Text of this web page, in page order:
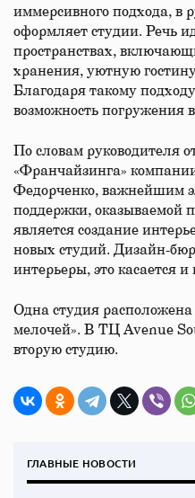
иммерсивного подхода, в
оформляет студии. Речь
пространствах,
хранения, уютную
Благодаря такому
возможность погружения
По словам руководителя
«Франчайзинга»
Федорченко, важнейшим
поддержки, оказываемой
является создание
новых студий. Дизайн-
интерьеры, это касается
Одна студия
мелочей». В ТЦ Avenue
вторую студию.
ГЛАВНЫЕ НОВОСТИ